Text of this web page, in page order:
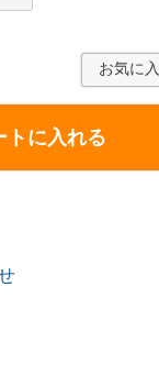
お気に
トに入れる